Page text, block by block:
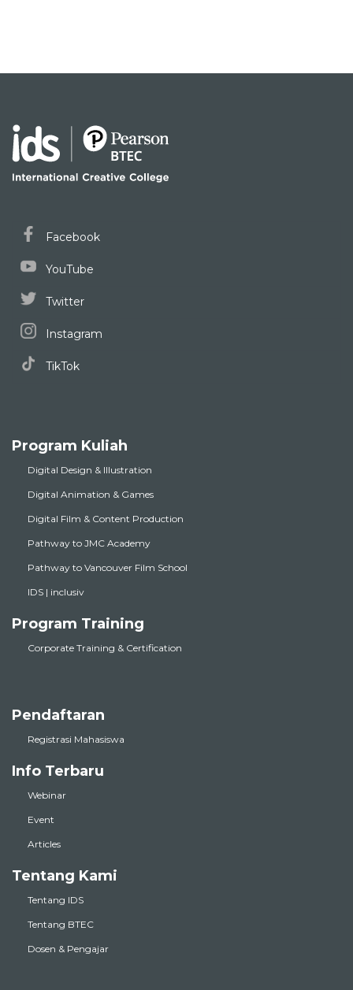
Facebook
YouTube
Twitter
Instagram
TikTok
Program Kuliah
Digital Design & Illustration
Digital Animation & Games
Digital Film & Content Production
Pathway to JMC Academy
Pathway to Vancouver Film School
IDS | inclusiv
Program Training
Corporate Training & Certification
Pendaftaran
Registrasi Mahasiswa
Info Terbaru
Webinar
Event
Articles
Tentang Kami
Tentang IDS
Tentang BTEC
Dosen & Pengajar